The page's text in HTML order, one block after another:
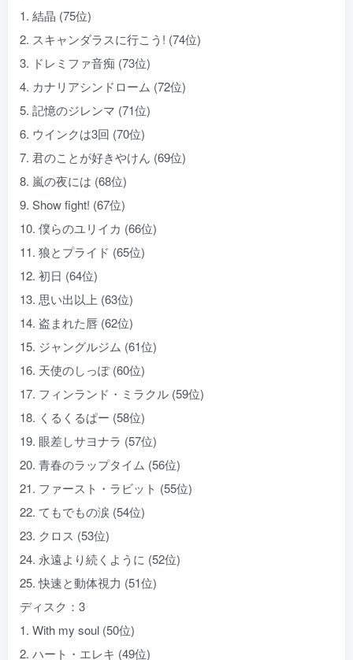
1. 結晶 (75位)
2. スキャンダラスに行こう! (74位)
3. ドレミファ音痴 (73位)
4. カナリアシンドローム (72位)
5. 記憶のジレンマ (71位)
6. ウインクは3回 (70位)
7. 君のことが好きやけん (69位)
8. 嵐の夜には (68位)
9. Show fight! (67位)
10. 僕らのユリイカ (66位)
11. 狼とプライド (65位)
12. 初日 (64位)
13. 思い出以上 (63位)
14. 盗まれた唇 (62位)
15. ジャングルジム (61位)
16. 天使のしっぽ (60位)
17. フィンランド・ミラクル (59位)
18. くるくるぱー (58位)
19. 眼差しサヨナラ (57位)
20. 青春のラップタイム (56位)
21. ファースト・ラビット (55位)
22. てもでもの涙 (54位)
23. クロス (53位)
24. 永遠より続くように (52位)
25. 快速と動体視力 (51位)
ディスク：3
1. With my soul (50位)
2. ハート・エレキ (49位)